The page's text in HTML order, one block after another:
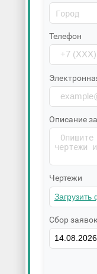
Телефон
Описание
Чертежи
Сбор